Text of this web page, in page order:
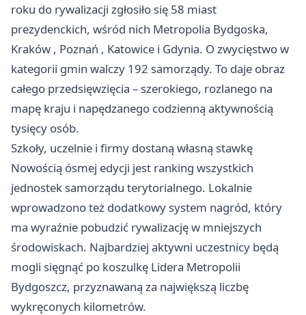
roku do rywalizacji zgłosiło się 58 miast
prezydenckich, wśród nich Metropolia Bydgoska,
Kraków , Poznań , Katowice i Gdynia. O zwycięstwo w
kategorii gmin walczy 192 samorządy. To daje obraz
całego przedsięwzięcia – szerokiego, rozlanego na
mapę kraju i napędzanego codzienną aktywnością
tysięcy osób.
Szkoły, uczelnie i firmy dostaną własną stawkę
Nowością ósmej edycji jest ranking wszystkich
jednostek samorządu terytorialnego. Lokalnie
wprowadzono też dodatkowy system nagród, który
ma wyraźnie pobudzić rywalizację w mniejszych
środowiskach. Najbardziej aktywni uczestnicy będą
mogli sięgnąć po koszulkę Lidera Metropolii
Bydgoszcz, przyznawaną za największą liczbę
wykręconych kilometrów.